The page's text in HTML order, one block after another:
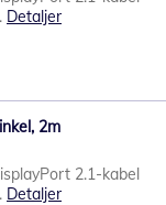
Detaljer
2m
2.1-kabel
Detaljer